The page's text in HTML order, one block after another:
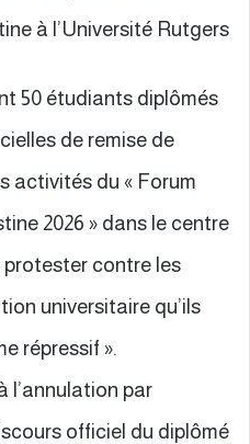
à l’Université Rutgers
50 étudiants diplômés
de remise de
activités du « Forum
2026 » dans le centre
contre les
universitaire qu’ils
répressif ».
l’annulation par
officiel du diplômé